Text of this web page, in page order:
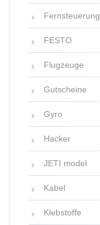
Fernsteuerung
FESTO
Flugzeuge
Gutscheine
Gyro
Hacker
JETI model
Kabel
Klebstoffe